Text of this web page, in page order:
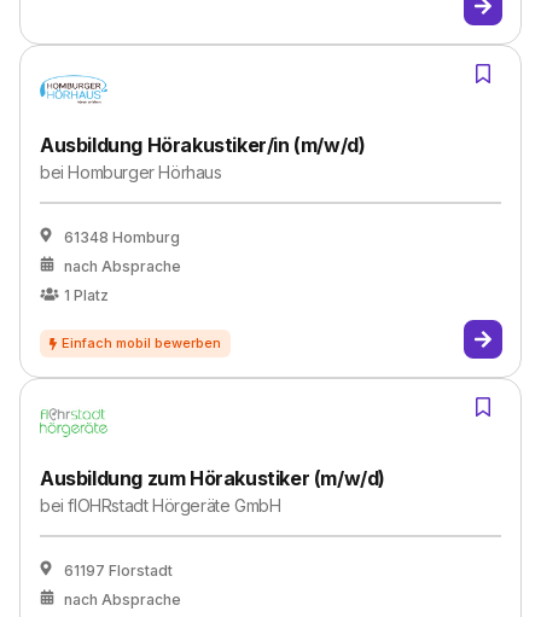
Ausbildung Hörakustiker/in (m/w/d)
beiHomburger Hörhaus
61348 Homburg
nach Absprache
1 Platz
Ausbildung zum Hörakustiker (m/w/d)
beiflOHRstadt Hörgeräte GmbH
61197 Florstadt
nach Absprache